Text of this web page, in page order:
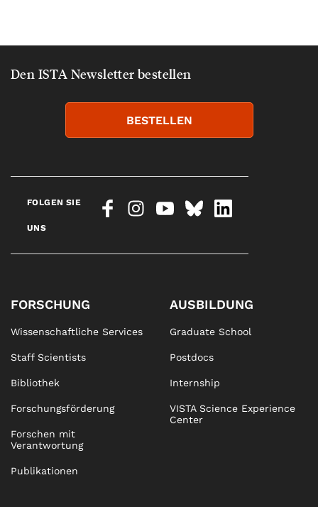
Den ISTA Newsletter bestellen
BESTELLEN
FOLGEN SIE
UNS
FORSCHUNG
Wissenschaftliche Services
Staff Scientists
Bibliothek
Forschungsförderung
Forschen mit
Verantwortung
Publikationen
AUSBILDUNG
Graduate School
Postdocs
Internship
VISTA Science Experience
Center